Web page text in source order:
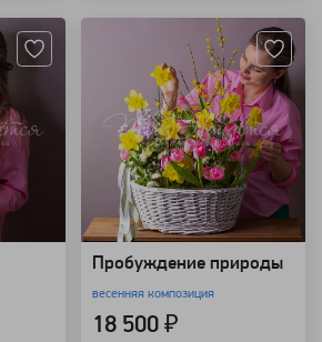
Пробуждение природы
весенняя композиция
18 500 ₽